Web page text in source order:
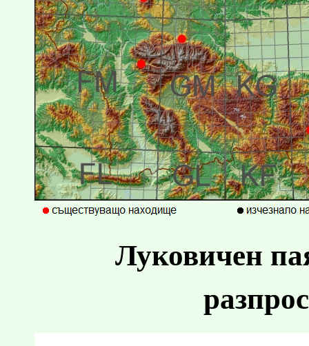
Луковичен